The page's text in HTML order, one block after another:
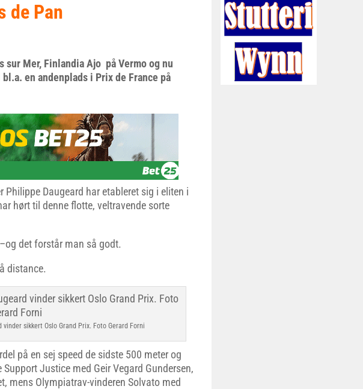
de Pan
sur Mer, Finlandia Ajo på Vermo og nu
en andenplads i Prix de France på
Daugeard har etableret sig i eliten i
hørt til denne flotte, veltravende sorte
det forstår man så godt.
distance.
sikkert Oslo Grand Prix. Foto Gerard Forni
på en sej speed de sidste 500 meter og
Justice med Geir Vegard Gundersen,
mens Olympiatrav-vinderen Solvato med